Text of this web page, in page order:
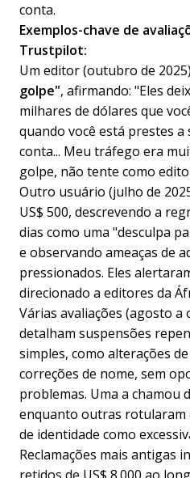
conta.
Exemplos-chave de
Trustpilot:
Um editor (outubro de
golpe", afirmando: "Eles
milhares de dólares que
quando você está prestes a
conta... Meu tráfego era
golpe, não tente como
Outro usuário (julho de
US$ 500, descrevendo a
dias como uma "desculpa
e observando ameaças de
pressionados. Eles
direcionado a editores da
Várias avaliações (agosto a
detalham suspensões
simples, como alterações
correções de nome, sem
problemas. Uma a chamou
enquanto outras rotularam
de identidade como
Reclamações mais antigas